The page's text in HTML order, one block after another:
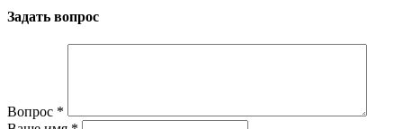
Задать вопрос
Вопрос *